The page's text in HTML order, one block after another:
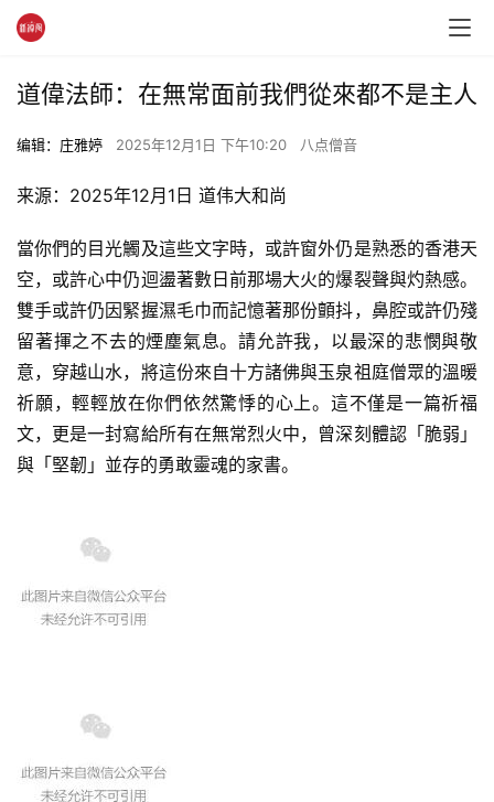
道偉法師：在無常面前我們從來都不是主人
编辑：庄雅婷 2025年12月1日 下午10:20 八点僧音
来源：2025年12月1日 道伟大和尚
當你們的目光觸及這些文字時，或許窗外仍是熟悉的香港天
空，或許心中仍迴盪著數日前那場大火的爆裂聲與灼熱感。
雙手或許仍因緊握濕毛巾而記憶著那份顫抖，鼻腔或許仍殘
留著揮之不去的煙塵氣息。請允許我，以最深的悲憫與敬
意，穿越山水，將這份來自十方諸佛與玉泉祖庭僧眾的溫暖
祈願，輕輕放在你們依然驚悸的心上。這不僅是一篇祈福
文，更是一封寫給所有在無常烈火中，曾深刻體認「脆弱」
與「堅韌」並存的勇敢靈魂的家書。